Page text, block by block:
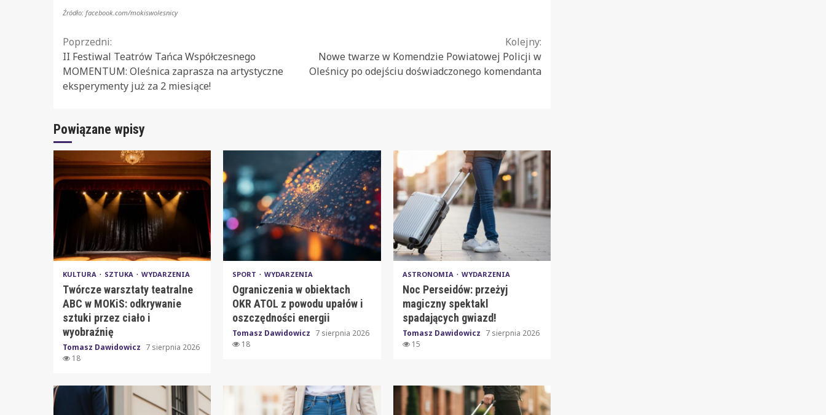
Źródło: facebook.com/mokiswolesnicy
Continue
Reading
Poprzedni:
II Festiwal Teatrów Tańca Współczesnego
MOMENTUM: Oleśnica zaprasza na artystyczne
eksperymenty już za 2 miesiące!
Kolejny:
Nowe twarze w Komendzie Powiatowej Policji w
Oleśnicy po odejściu doświadczonego komendanta
Powiązane wpisy
KULTURA SZTUKA WYDARZENIA
Twórcze warsztaty teatralne
ABC w MOKiS: odkrywanie
sztuki przez ciało i
wyobraźnię
Tomasz Dawidowicz 7 sierpnia 2026
18
SPORT WYDARZENIA
Ograniczenia w obiektach
OKR ATOL z powodu upałów i
oszczędności energii
Tomasz Dawidowicz 7 sierpnia 2026
18
ASTRONOMIA WYDARZENIA
Noc Perseidów: przeżyj
magiczny spektakl
spadających gwiazd!
Tomasz Dawidowicz 7 sierpnia 2026
15